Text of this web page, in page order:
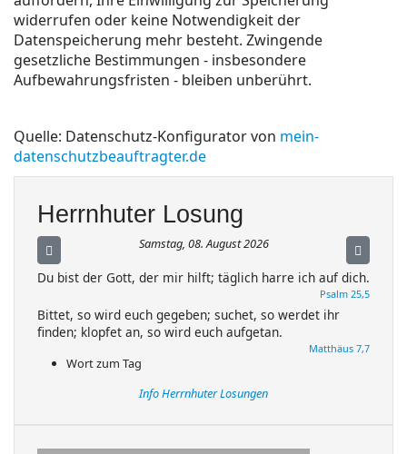
widerrufen oder keine Notwendigkeit der
Datenspeicherung mehr besteht. Zwingende
gesetzliche Bestimmungen - insbesondere
Aufbewahrungsfristen - bleiben unberührt.
Quelle: Datenschutz-Konfigurator von mein-
datenschutzbeauftragter.de
Herrnhuter Losung
Samstag, 08. August 2026
Du bist der Gott, der mir hilft; täglich harre ich auf dich.
Psalm 25,5
Bittet, so wird euch gegeben; suchet, so werdet ihr
finden; klopfet an, so wird euch aufgetan.
Matthäus 7,7
Wort zum Tag
Info Herrnhuter Losungen